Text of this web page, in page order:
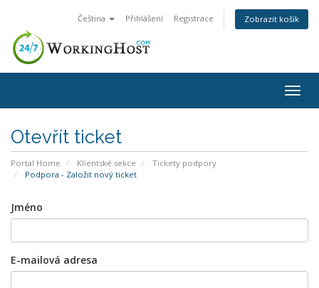
Čeština Přihlášení Registrace Zobrazit košík
Otevřít ticket
Portal Home Klientské sekce
Tickety podpory
Podpora - Založit nový ticket
Jméno
E-mailová adresa